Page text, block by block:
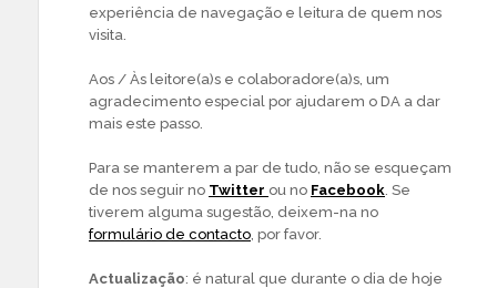
experiência de navegação e leitura de quem nos
visita.
Aos / Às leitore(a)s e colaboradore(a)s, um
agradecimento especial por ajudarem o DA a dar
mais este passo.
Para se manterem a par de tudo, não se esqueçam
de nos seguir no Twitter ou no Facebook. Se
tiverem alguma sugestão, deixem-na no
formulário de contacto, por favor.
Actualização: é natural que durante o dia de hoje